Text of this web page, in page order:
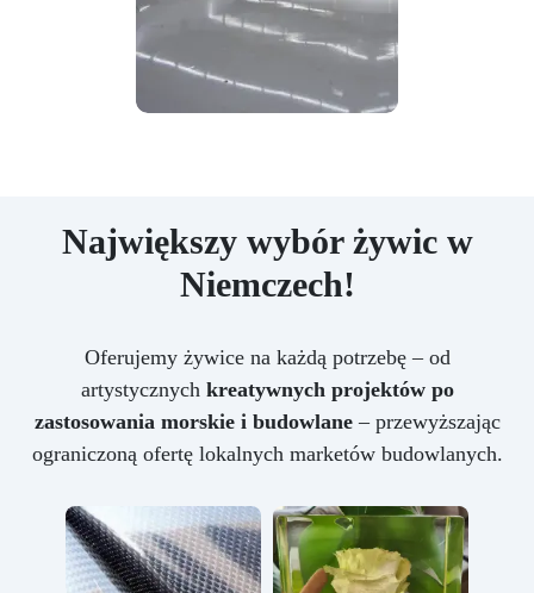
Największy wybór żywic w
Niemczech!
Oferujemy żywice na każdą potrzebę – od
artystycznych kreatywnych projektów po
zastosowania morskie i budowlane– przewyższając
ograniczoną ofertę lokalnych marketów budowlanych.